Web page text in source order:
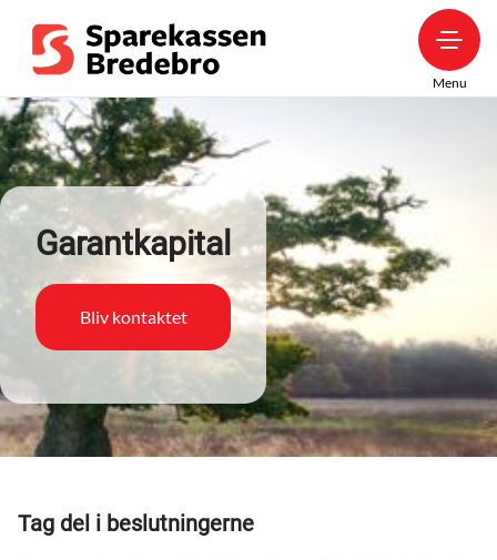
Menu
Garantkapital
Bliv kontaktet
Tag del i beslutningerne